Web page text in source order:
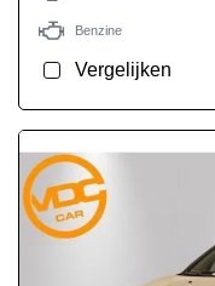
Benzine
Vergelijken